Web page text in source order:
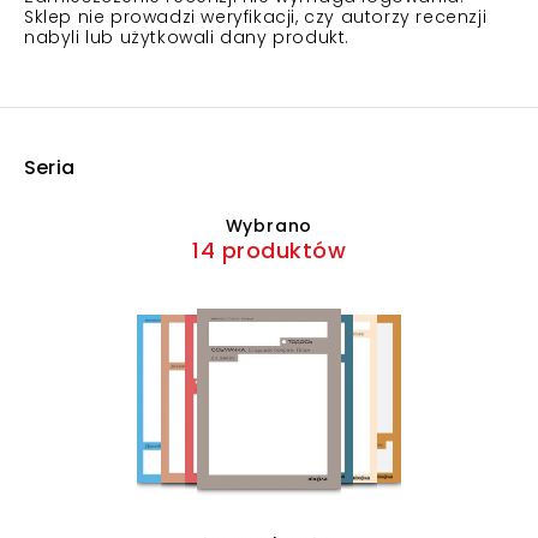
Sklep nie prowadzi weryfikacji, czy autorzy recenzji
nabyli lub użytkowali dany produkt.
Seria
Wybrano
14 produktów